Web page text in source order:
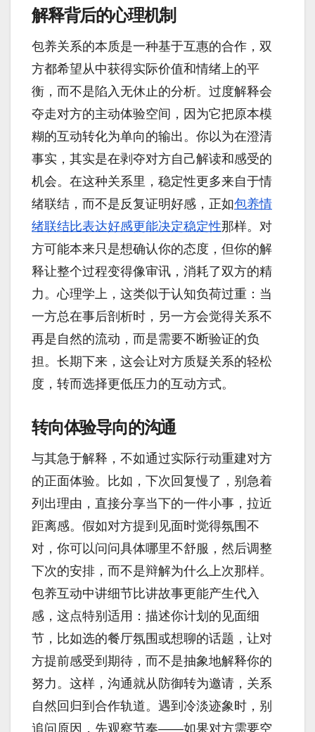
解释背后的心理机制
包养关系的本质是一种基于互惠的合作，双
方都希望从中获得实际价值和情绪上的平
衡，而不是陷入无休止的分析。过度解释会
夺走对方的主动体验空间，因为它把原本模
糊的互动转化为单向的输出。你以为在澄清
事实，其实是在剥夺对方自己解读和感受的
机会。在这种关系里，稳定性更多来自于情
绪联结，而不是反复证明好感，正如包养情
绪联结比表达好感更能决定稳定性那样。对
方可能本来只是想确认你的态度，但你的解
释让整个过程变得像审讯，消耗了双方的精
力。心理学上，这类似于认知负荷过重：当
一方总在事后剖析时，另一方会觉得关系不
再是自然的流动，而是需要不断验证的负
担。长期下来，这会让对方质疑关系的轻松
度，转而选择更低压力的互动方式。
转向体验导向的沟通
与其急于解释，不如通过实际行动重建对方
的正面体验。比如，下次回复慢了，别急着
列出理由，直接分享当下的一件小事，拉近
距离感。假如对方提到见面时觉得氛围不
对，你可以问问具体哪里不舒服，然后调整
下次的安排，而不是辩解为什么上次那样。
包养互动中讲细节比讲故事更能产生代入
感，这点特别适用：描述你计划的见面细
节，比如选的餐厅氛围或想聊的话题，让对
方提前感受到期待，而不是抽象地解释你的
努力。这样，沟通就从防御转为邀请，关系
自然回归到合作轨道。遇到冷淡迹象时，别
追问原因，先观察节奏——如果对方需要空